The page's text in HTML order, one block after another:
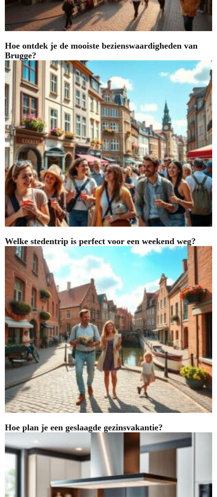
Hoe ontdek je de mooiste bezienswaardigheden van
Brugge?
Welke stedentrip is perfect voor een weekend weg?
Hoe plan je een geslaagde gezinsvakantie?